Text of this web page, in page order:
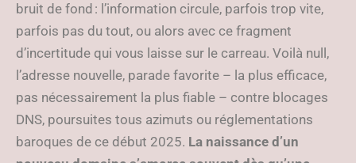
bruit de fond : l’information circule, parfois trop vite,
parfois pas du tout, ou alors avec ce fragment
d’incertitude qui vous laisse sur le carreau. Voilà null,
l’adresse nouvelle, parade favorite – la plus efficace,
pas nécessairement la plus fiable – contre blocages
DNS, poursuites tous azimuts ou réglementations
baroques de ce début 2025. La naissance d’un